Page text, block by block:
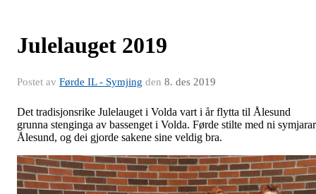
Julelauget 2019
Postet av Førde IL - Symjing den 8. des 2019
Det tradisjonsrike Julelauget i Volda vart i år flytta til Ålesund
grunna stenginga av bassenget i Volda. Førde stilte med ni
Ålesund, og dei gjorde sakene sine veldig bra.